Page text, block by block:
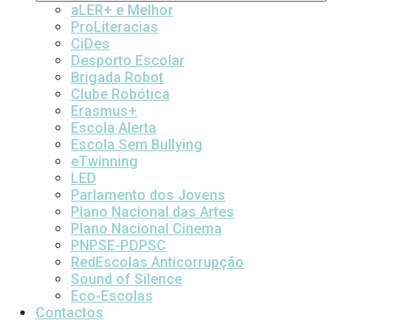
aLER+ e Melhor
ProLiteracias
CiDes
Desporto Escolar
Brigada Robot
Clube Robótica
Erasmus+
Escola Alerta
Escola Sem Bullying
eTwinning
LED
Parlamento dos Jovens
Plano Nacional das Artes
Plano Nacional Cinema
PNPSE-PDPSC
RedEscolas Anticorrupção
Sound of Silence
Eco-Escolas
Contactos